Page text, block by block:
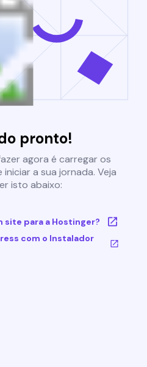
pronto!
agora é carregar os
a sua jornada. Veja
isto abaixo:
site para a Hostinger?
com o Instalador